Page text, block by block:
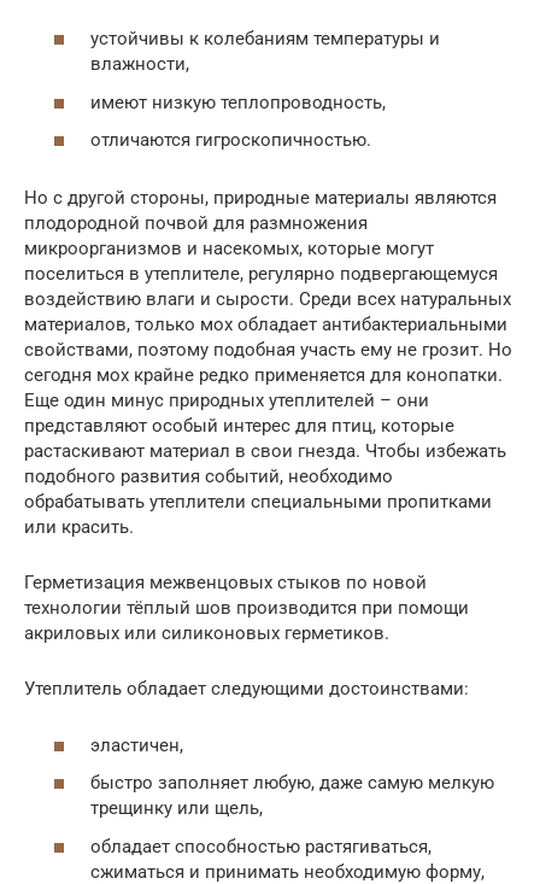
устойчивы к колебаниям температуры и
влажности,
имеют низкую теплопроводность,
отличаются гигроскопичностью.
Но с другой стороны, природные материалы являются
плодородной почвой для размножения
микроорганизмов и насекомых, которые могут
поселиться в утеплителе, регулярно подвергающемуся
воздействию влаги и сырости. Среди всех натуральных
материалов, только мох обладает антибактериальными
свойствами, поэтому подобная участь ему не грозит. Но
сегодня мох крайне редко применяется для конопатки.
Еще один минус природных утеплителей – они
представляют особый интерес для птиц, которые
растаскивают материал в свои гнезда. Чтобы избежать
подобного развития событий, необходимо
обрабатывать утеплители специальными пропитками
или красить.
Герметизация межвенцовых стыков по новой
технологии тёплый шов производится при помощи
акриловых или силиконовых герметиков.
Утеплитель обладает следующими достоинствами:
эластичен,
быстро заполняет любую, даже самую мелкую
трещинку или щель,
обладает способностью растягиваться,
сжиматься и принимать необходимую форму,